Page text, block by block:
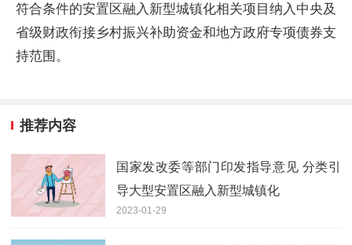
符合条件的安置区融入新型城镇化相关项目纳入中央及
省级财政衔接乡村振兴补助资金和地方政府专项债券支
持范围。
推荐内容
国家发改委等部门印发指导意见 分类引
导大型安置区融入新型城镇化
2023-01-29